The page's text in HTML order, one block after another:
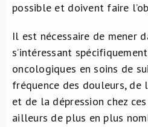
possible et doivent faire
Il est nécessaire de mener
s’intéressant
oncologiques en soins de
fréquence des douleurs, de
et de la dépression chez
ailleurs de plus en plus